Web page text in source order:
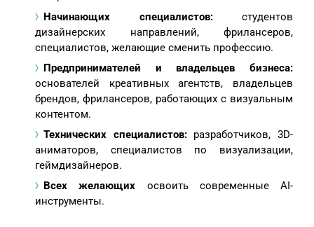
Начинающих специалистов:студентов
дизайнерских направлений, фрилансеров,
специалистов, желающие сменить профессию.
Предпринимателей и владельцев бизнеса:
основателей креативных агентств, владельцев
брендов, фрилансеров, работающих с визуальным
контентом.
Технических специалистов:разработчиков, 3D-
аниматоров, специалистов по визуализации,
геймдизайнеров.
Всех желающих освоить современные AI-
инструменты.